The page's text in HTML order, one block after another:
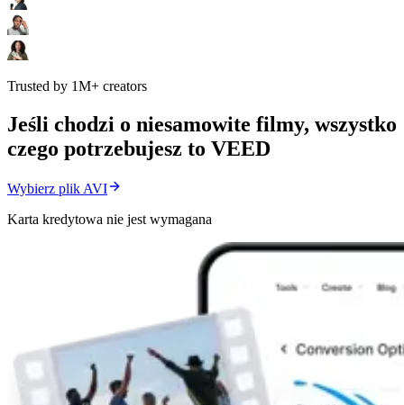
Trusted by 1M+ creators
Jeśli chodzi o niesamowite filmy, wszystko
czego potrzebujesz to VEED
Wybierz plik AVI
Karta kredytowa nie jest wymagana